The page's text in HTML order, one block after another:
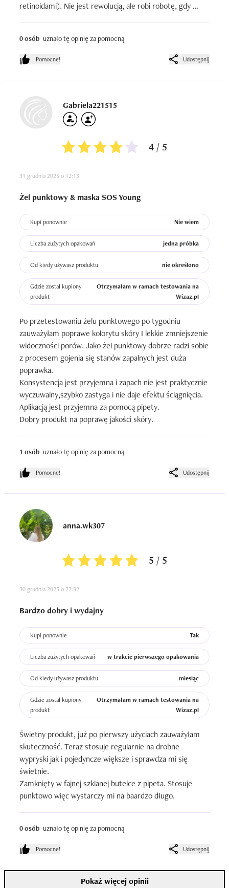
retinoidami). Nie jest rewolucją, ale robi robotę, gdy
0 osób uznało tę opinię za pomocną
Pomocne! Udostępnij
Gabriela221515
4 / 5
31 grudnia 2025 o 12:13
Żel punktowy & maska SOS Young
Kupi ponownie Nie wiem
Liczba zużytych opakowań jedna próbka
Od kiedy używasz produktu nie określono
Gdzie został kupiony
produkt
Otrzymałam w ramach testowania na
Wizaz.pl
Po przetestowaniu żelu punktowego po tygodniu
zauważyłam poprawe kolorytu skóry I lekkie zmniejszenie
widoczności porów. Jako żel punktowy dobrze radzi sobie
z procesem gojenia się stanów zapalnych jest duża
poprawka.
Konsystencja jest przyjemna i zapach nie jest praktycznie
wyczuwalny,szybko zastyga i nie daje efektu ściągnięcia.
Aplikacją jest przyjemna za pomocą pipety.
Dobry produkt na poprawę jakości skóry.
1 osób uznało tę opinię za pomocną
Pomocne! Udostępnij
anna.wk307
5 / 5
30 grudnia 2025 o 22:32
Bardzo dobry i wydajny
Kupi ponownie Tak
Liczba zużytych opakowań w trakcie pierwszego opakowania
Od kiedy używasz produktu miesiąc
Gdzie został kupiony
produkt
Otrzymałam w ramach testowania na
Wizaz.pl
Świetny produkt, już po pierwszy użyciach zauważyłam
skuteczność. Teraz stosuje regularnie na drobne
wypryski jak i pojedyncze większe i sprawdza mi się
świetnie.
Zamknięty w fajnej szklanej butelce z pipeta. Stosuje
punktowo więc wystarczy mi na baardzo długo.
0 osób uznało tę opinię za pomocną
Pomocne! Udostępnij
Pokaż więcej opinii